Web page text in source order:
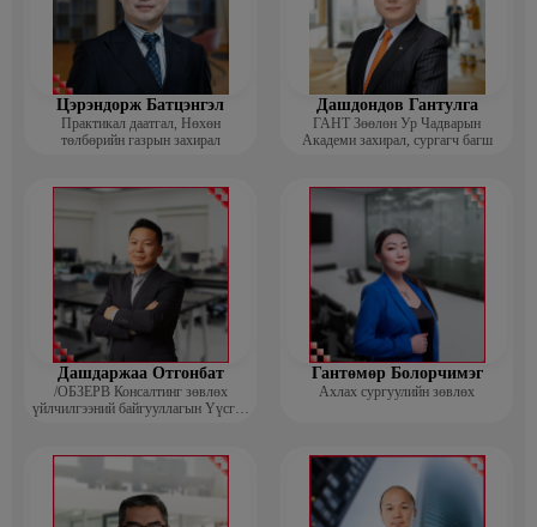
Цэрэндорж Батцэнгэл
Практикал даатгал, Нөхөн
төлбөрийн газрын захирал
Дашдондов Гантулга
ГАНТ Зөөлөн Ур Чадварын
Академи захирал, сургагч багш
Дашдаржаа Отгонбат
/ОБЗЕРВ Консалтинг зөвлөх
үйлчилгээний байгууллагын Үүсгэн
Гантөмөр Болорчимэг
Ахлах сургуулийн зөвлөх